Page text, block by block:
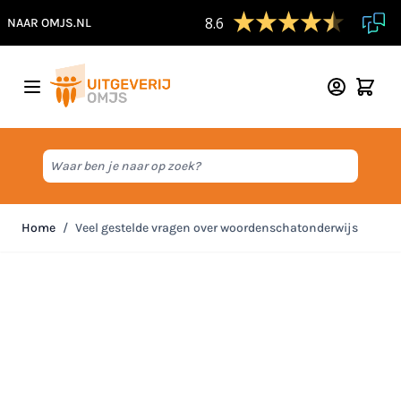
NAAR OMJS.NL 8.6
Waar ben je naar op zoek?
Home / Veel gestelde vragen over woordenschatonderwijs